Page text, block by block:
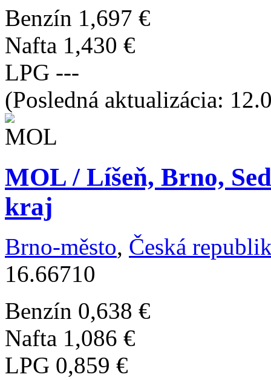
Benzín 1,697 €
Nafta 1,430 €
LPG ---
(Posledná aktualizácia:
MOL / Líšeň, Brno,
kraj
Brno-město, Česká
16.66710
Benzín 0,638 €
Nafta 1,086 €
LPG 0,859 €